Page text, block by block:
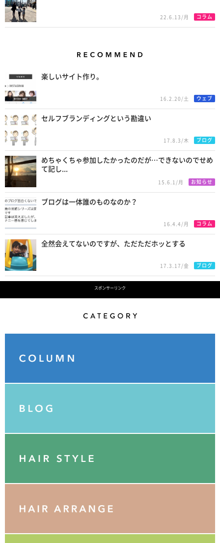
22.6.13/月 コラム
楽しいサイト作り。
16.2.20/土 ウェブ
セルフブランディングという勘違い
17.8.3/木 ブログ
めちゃくちゃ参加したかったのだが…できないのでせめ
て記し...
15.6.1/月 お知らせ
ブログは一体誰のものなのか？
16.4.4/月 コラム
全然会えてないのですが、ただただホッとする
17.3.17/金 ブログ
スポンサーリンク